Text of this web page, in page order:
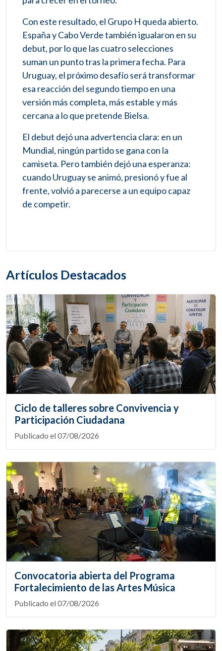
Con este resultado, el Grupo H queda abierto.
España y Cabo Verde también igualaron en su
debut, por lo que las cuatro selecciones
suman un punto tras la primera fecha. Para
Uruguay, el próximo desafío será transformar
esa reacción del segundo tiempo en una
versión más completa, más estable y más
cercana a lo que pretende Bielsa.
El debut dejó una advertencia clara: en un
Mundial, ningún partido se gana con la
camiseta. Pero también dejó una esperanza:
cuando Uruguay se animó, presionó y fue al
frente, volvió a parecerse a un equipo capaz
de competir.
Artículos Destacados
Ciclo de talleres sobre Convivencia y
Participación Ciudadana
Publicado el 07/08/2026
Convocatoria abierta del Programa
Fortalecimiento de las Artes Música
Publicado el 07/08/2026